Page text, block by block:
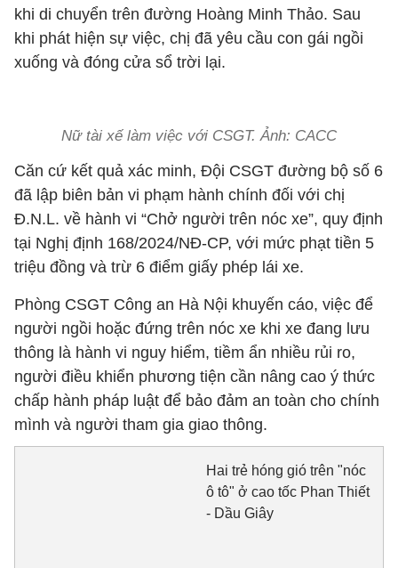
khi di chuyển trên đường Hoàng Minh Thảo. Sau
khi phát hiện sự việc, chị đã yêu cầu con gái ngồi
xuống và đóng cửa sổ trời lại.
Nữ tài xế làm việc với CSGT. Ảnh: CACC
Căn cứ kết quả xác minh, Đội CSGT đường bộ số 6
đã lập biên bản vi phạm hành chính đối với chị
Đ.N.L. về hành vi “Chở người trên nóc xe”, quy định
tại Nghị định 168/2024/NĐ-CP, với mức phạt tiền 5
triệu đồng và trừ 6 điểm giấy phép lái xe.
Phòng CSGT Công an Hà Nội khuyến cáo, việc để
người ngồi hoặc đứng trên nóc xe khi xe đang lưu
thông là hành vi nguy hiểm, tiềm ẩn nhiều rủi ro,
người điều khiển phương tiện cần nâng cao ý thức
chấp hành pháp luật để bảo đảm an toàn cho chính
mình và người tham gia giao thông.
Hai trẻ hóng gió trên "nóc
ô tô" ở cao tốc Phan Thiết
- Dầu Giây